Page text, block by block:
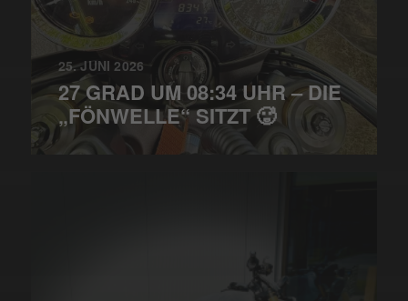
25. JUNI 2026
27 GRAD UM 08:34 UHR – DIE
„FÖNWELLE“ SITZT 🥵